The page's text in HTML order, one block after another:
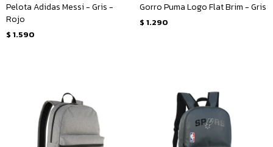
Pelota Adidas Messi - Gris -
Rojo
$ 1.590
Gorro Puma Logo Flat Brim - Gris
$ 1.290